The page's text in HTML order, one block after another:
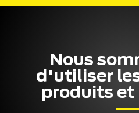
Nous
d'utiliser
produits et